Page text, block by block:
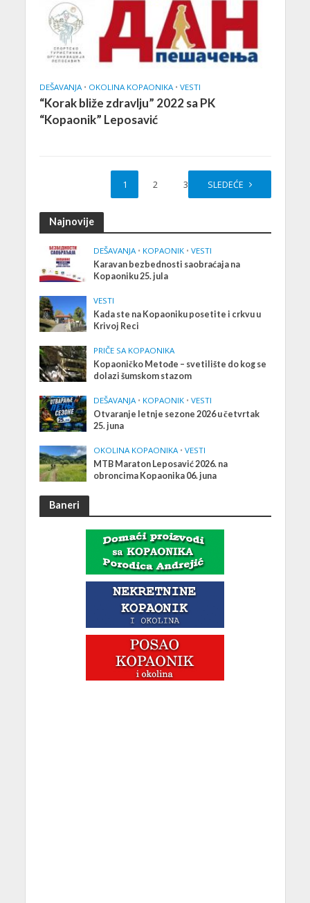
DEŠAVANJA • OKOLINA KOPAONIKA • VESTI
“Korak bliže zdravlju” 2022 sa PK
“Kopaonik” Leposavić
1 2 3 SLEDEĆE
Najnovije
DEŠAVANJA • KOPAONIK • VESTI
Karavan bezbednosti saobraćaja na
Kopaoniku 25. jula
VESTI
Kada ste na Kopaoniku posetite i crkvu u
Krivoj Reci
PRIČE SA KOPAONIKA
Kopaoničko Metođe – svetilište do kog se
dolazi šumskom stazom
DEŠAVANJA • KOPAONIK • VESTI
Otvaranje letnje sezone 2026 u četvrtak
25. juna
OKOLINA KOPAONIKA • VESTI
MTB Maraton Leposavić 2026. na
obroncima Kopaonika 06. juna
Baneri